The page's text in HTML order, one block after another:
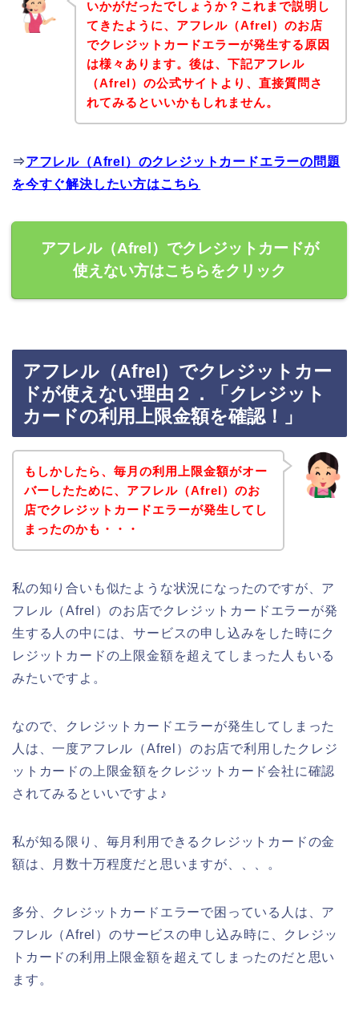
いかがだったでしょうか？これまで説明し
てきたように、アフレル（Afrel）のお店
でクレジットカードエラーが発生する原因
は様々あります。後は、下記アフレル
（Afrel）の公式サイトより、直接質問さ
れてみるといいかもしれません。
⇒アフレル（Afrel）のクレジットカードエラーの問題
を今すぐ解決したい方はこちら
アフレル（Afrel）でクレジットカードが
使えない方はこちらをクリック
アフレル（Afrel）でクレジットカー
ドが使えない理由２．「クレジット
カードの利用上限金額を確認！」
もしかしたら、毎月の利用上限金額がオー
バーしたために、アフレル（Afrel）のお
店でクレジットカードエラーが発生してし
まったのかも・・・
私の知り合いも似たような状況になったのですが、ア
フレル（Afrel）のお店でクレジットカードエラーが発
生する人の中には、サービスの申し込みをした時にク
レジットカードの上限金額を超えてしまった人もいる
みたいですよ。
なので、クレジットカードエラーが発生してしまった
人は、一度アフレル（Afrel）のお店で利用したクレジ
ットカードの上限金額をクレジットカード会社に確認
されてみるといいですよ♪
私が知る限り、毎月利用できるクレジットカードの金
額は、月数十万程度だと思いますが、、、。
多分、クレジットカードエラーで困っている人は、ア
フレル（Afrel）のサービスの申し込み時に、クレジッ
トカードの利用上限金額を超えてしまったのだと思い
ます。